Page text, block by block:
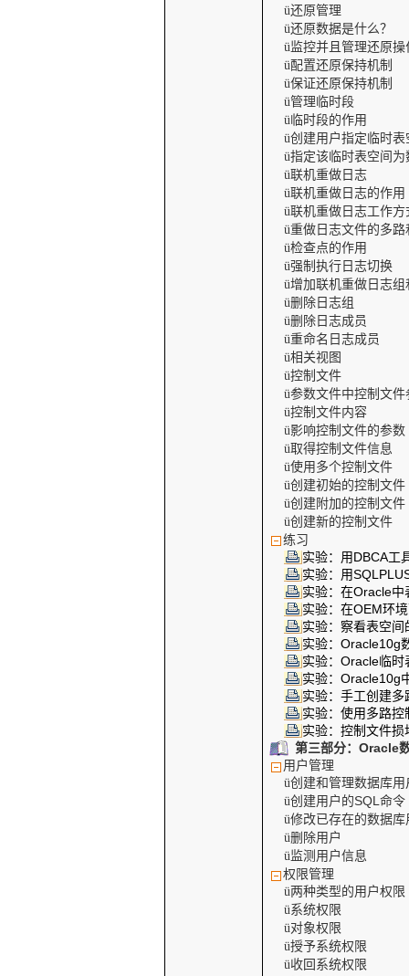
ü还原管理
ü还原数据是什么？
ü监控并且管理还原操
ü配置还原保持机制
ü保证还原保持机制
ü管理临时段
ü临时段的作用
ü创建用户指定临时表
ü指定该临时表空间
ü联机重做日志
ü联机重做日志的作用
ü联机重做日志工作方
ü重做日志文件的多路
ü检查点的作用
ü强制执行日志切换
ü增加联机重做日志组
ü删除日志组
ü删除日志成员
ü重命名日志成员
ü相关视图
ü控制文件
ü参数文件中控制文件
ü控制文件内容
ü影响控制文件的参数
ü取得控制文件信息
ü使用多个控制文件
ü创建初始的控制文件
ü创建附加的控制文件
ü创建新的控制文件
练习
实验：用DBCA工
实验：用
实验：在Oracle中
实验：在OEM环
实验：察看表空间
实验：Oracle10g
实验：Oracle临时
实验：Oracle10g
实验：手工创建多
实验：使用多路
实验：控制文件损
第三部分：Oracle
用户管理
ü创建和管理数据库用
ü创建用户的SQL命令
ü修改已存在的数据库
ü删除用户
ü监测用户信息
权限管理
ü两种类型的用户权限
ü系统权限
ü对象权限
ü授予系统权限
ü收回系统权限